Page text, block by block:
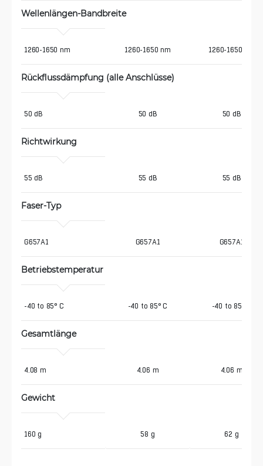
Wellenlängen-Bandbreite
1260-1650 nm 1260-1650 nm 1260-1650 nm
Rückflussdämpfung (alle Anschlüsse)
50 dB 50 dB 50 dB
Richtwirkung
55 dB 55 dB 55 dB
Faser-Typ
G657A1 G657A1 G657A1
Betriebstemperatur
-40 to 85° C -40 to 85° C -40 to 85° C
Gesamtlänge
4.08 m 4.06 m 4.06 m
Gewicht
160 g 58 g 62 g